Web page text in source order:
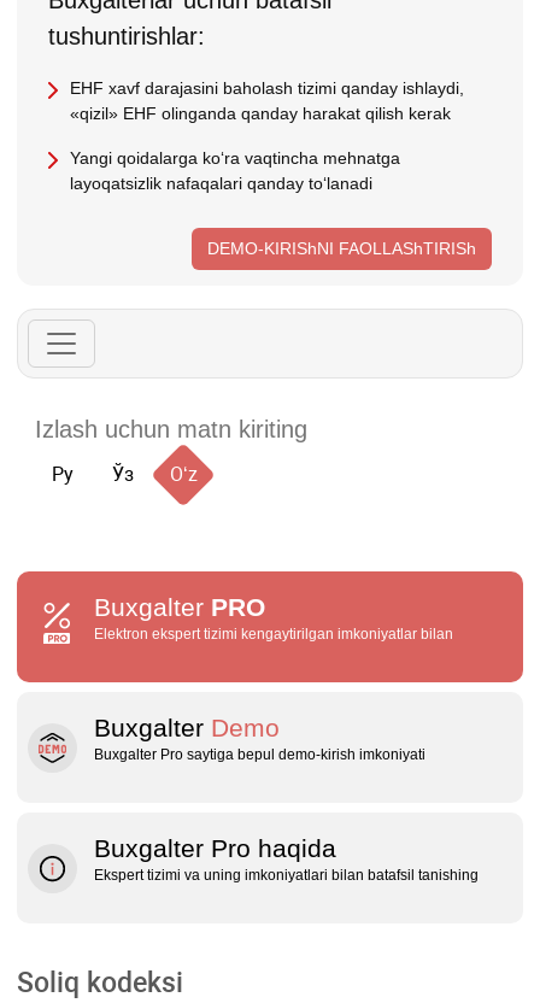
tushuntirishlar:
EHF хavf darajasini baholash tizimi qanday ishlaydi,
«qizil» EHF olinganda qanday harakat qilish kerak
Yangi qoidalarga koʻra vaqtincha mehnatga
layoqatsizlik nafaqalari qanday toʻlanadi
DEMO-KIRIShNI FAOLLAShTIRISh
Ру Ўз Oʻz
Buxgalter PRO
Elektron ekspert tizimi kengaytirilgan imkoniyatlar bilan
Buxgalter Demo
Buxgalter Pro saytiga bepul demo‑kirish imkoniyati
Buxgalter Pro haqida
Ekspert tizimi va uning imkoniyatlari bilan batafsil tanishing
Soliq kodeksi